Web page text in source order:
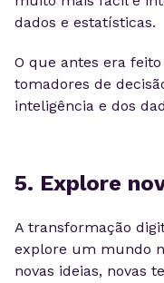
dados e estatísticas.
O que antes era
tomadores de
inteligência e dos
5. Explore
A transformação
explore um mundo
novas ideias, novas